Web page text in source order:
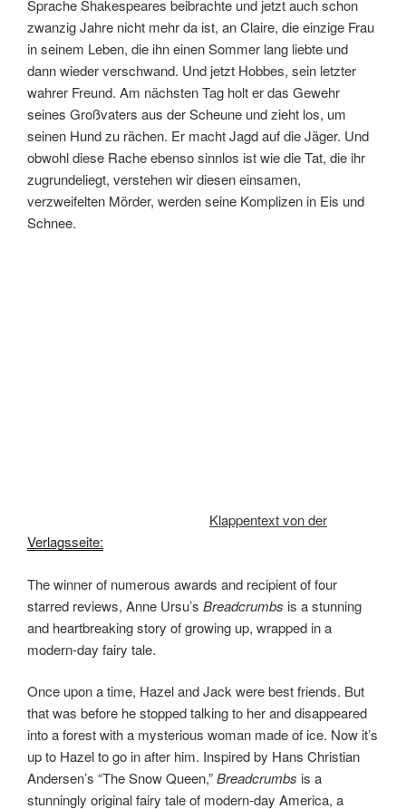
Sprache Shakespeares beibrachte und jetzt auch schon
zwanzig Jahre nicht mehr da ist, an Claire, die einzige Frau
in seinem Leben, die ihn einen Sommer lang liebte und
dann wieder verschwand. Und jetzt Hobbes, sein letzter
wahrer Freund. Am nächsten Tag holt er das Gewehr
seines Großvaters aus der Scheune und zieht los, um
seinen Hund zu rächen. Er macht Jagd auf die Jäger. Und
obwohl diese Rache ebenso sinnlos ist wie die Tat, die ihr
zugrundeliegt, verstehen wir diesen einsamen,
verzweifelten Mörder, werden seine Komplizen in Eis und
Schnee.
Andersen’s “The Snow Queen,”Breadcrumbsis a
stunningly original fairy tale of modern-day America, a
meditation on how growing up is as much a choice as it is
something that happens to us.
InBreadcrumbs, Anne Ursu tells, in her one-of-a-kind
literature in a tale as modern as it is timeless. Hazel’s
journey to come to terms with her evolving friendship with
Jack will deeply resonate with young readers.
Klappentext von derVerlagsseite: